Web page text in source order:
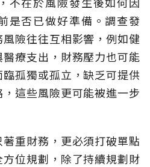
是否已做好準備。調查發
險往往互相影響，例如健
療支出，財務壓力也可能
孤獨或孤立，缺乏可提供
這些風險更可能被進一步
重財務，更必須打破單點
位規劃，除了持續規劃財